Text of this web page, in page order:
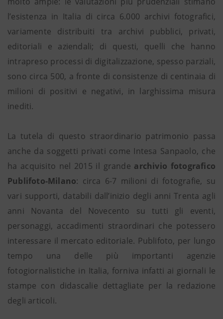
l’esistenza in Italia di circa 6.000 archivi fotografici,
variamente distribuiti tra archivi pubblici, privati,
editoriali e aziendali; di questi, quelli che hanno
intrapreso processi di digitalizzazione, spesso parziali,
sono circa 500, a fronte di consistenze di centinaia di
milioni di positivi e negativi, in larghissima misura
inediti.
La tutela di questo straordinario patrimonio passa
anche da soggetti privati come Intesa Sanpaolo, che
ha acquisito nel 2015 il grande archivio fotografico
Publifoto-Milano: circa 6-7 milioni di fotografie, su
vari supporti, databili dall’inizio degli anni Trenta agli
anni Novanta del Novecento su tutti gli eventi,
personaggi, accadimenti straordinari che potessero
interessare il mercato editoriale. Publifoto, per lungo
tempo una delle più importanti agenzie
fotogiornalistiche in Italia, forniva infatti ai giornali le
stampe con didascalie dettagliate per la redazione
degli articoli.